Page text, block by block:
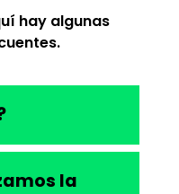
hay algunas
la